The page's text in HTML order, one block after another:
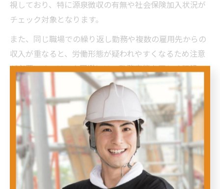
視しており、特に源泉徴収の有無や社会保険加入状況が
チェック対象となります。
また、同じ職場での繰り返し勤務や複数の雇用先からの
収入が重なると、労働形態が疑われやすくなるため注意
が必要です。リスク回避には、勤務実態を正しく記録
し、給与明細や契約書の管理を徹底することが効果的で
す。
日雇い労働がバレやすいケースの管理ポイント
日雇い労働がバレやすい典型的なケースとしては、同一
労働者が複数回同じ現場で勤務している場合や、派遣先
での業務内容が日雇い派遣禁止の例外に該当しない場合